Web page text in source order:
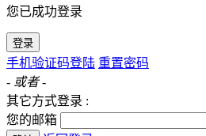
您已成功登录
登录
手机验证码登陆 重置密码
- 或者 -
其它方式登录 :
您的邮箱